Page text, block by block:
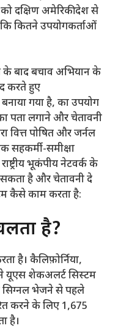
दक्षिण अमेरिकी देश से
कि कितने उपयोगकर्ताओं
के बाद बचाव अभियान के
करते हुए
गया है, का उपयोग
पता लगाने और चेतावनी
वित्त पोषित और जर्नल
सहकर्मी-समीक्षा
भूकंपीय नेटवर्क के
है और चेतावनी दे
कैसे काम करता है:
है?
है। कैलिफ़ोर्निया,
यूएस शेकअलर्ट सिस्टम
सिग्नल भेजने से पहले
करने के लिए 1,675
है।